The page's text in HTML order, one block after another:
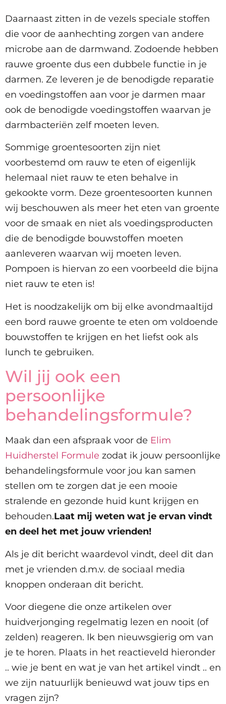
Daarnaast zitten in de vezels speciale stoffen
die voor de aanhechting zorgen van andere
microbe aan de darmwand. Zodoende hebben
rauwe groente dus een dubbele functie in je
darmen. Ze leveren je de benodigde reparatie
en voedingstoffen aan voor je darmen maar
ook de benodigde voedingstoffen waarvan je
darmbacteriën zelf moeten leven.
Sommige groentesoorten zijn niet
voorbestemd om rauw te eten of eigenlijk
helemaal niet rauw te eten behalve in
gekookte vorm. Deze groentesoorten kunnen
wij beschouwen als meer het eten van groente
voor de smaak en niet als voedingsproducten
die de benodigde bouwstoffen moeten
aanleveren waarvan wij moeten leven.
Pompoen is hiervan zo een voorbeeld die bijna
niet rauw te eten is!
Het is noodzakelijk om bij elke avondmaaltijd
een bord rauwe groente te eten om voldoende
bouwstoffen te krijgen en het liefst ook als
lunch te gebruiken.
Wil jij ook een
persoonlijke
behandelingsformule?
Maak dan een afspraak voor de Elim
Huidherstel Formule zodat ik jouw persoonlijke
behandelingsformule voor jou kan samen
stellen om te zorgen dat je een mooie
stralende en gezonde huid kunt krijgen en
behouden.Laat mij weten wat je ervan vindt
en deel het met jouw vrienden!
Als je dit bericht waardevol vindt, deel dit dan
met je vrienden d.m.v. de sociaal media
knoppen onderaan dit bericht.
Voor diegene die onze artikelen over
huidverjonging regelmatig lezen en nooit (of
zelden) reageren. Ik ben nieuwsgierig om van
je te horen. Plaats in het reactieveld hieronder
.. wie je bent en wat je van het artikel vindt .. en
we zijn natuurlijk benieuwd wat jouw tips en
vragen zijn?